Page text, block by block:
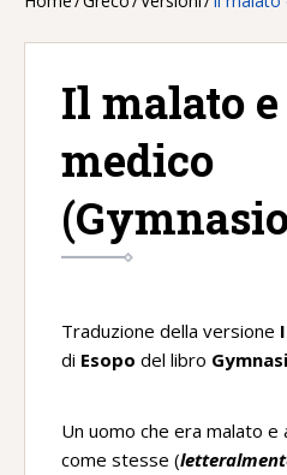
Il malato
medico
Traduzione della versione
di Esopo del libro
Un uomo che era malato e
come stesse (